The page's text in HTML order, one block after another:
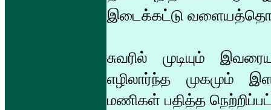
இடைக்கட்டு
சுவரில் முடியும்
எழிலார்ந்த முகமும்
மணிகள் பதித்த